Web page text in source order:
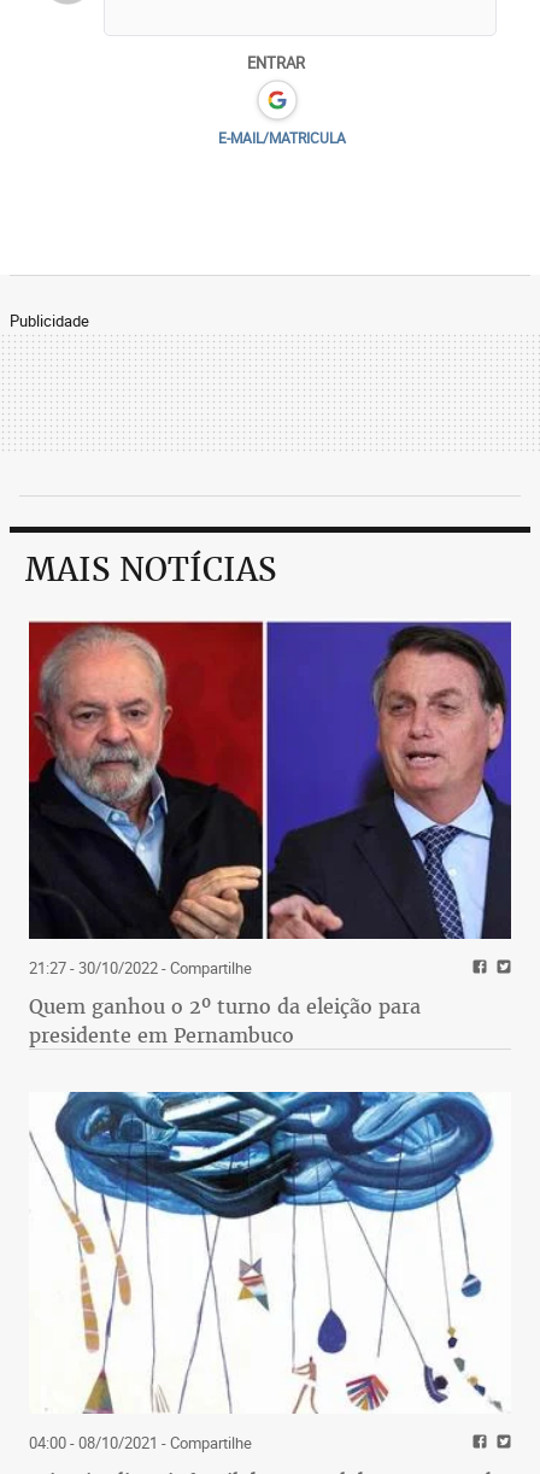
ENTRAR
E-MAIL/MATRICULA
Publicidade
MAIS NOTÍCIAS
21:27 - 30/10/2022- Compartilhe
Quem ganhou o 2º turno da eleição para
presidente em Pernambuco
04:00 - 08/10/2021 - Compartilhe